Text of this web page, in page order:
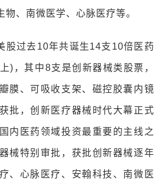
物、南微医学、心脉医疗等。
股过去10年共诞生14支10倍医药
)，其中8支是创新器械类股票，
膜、可吸收支架、磁控胶囊内镜
批，创新医疗器械时代大幕正式
内医药领域投资最重要的主线之
械特别审批，获批创新器械逐年
、心脉医疗、安翰科技、南微医